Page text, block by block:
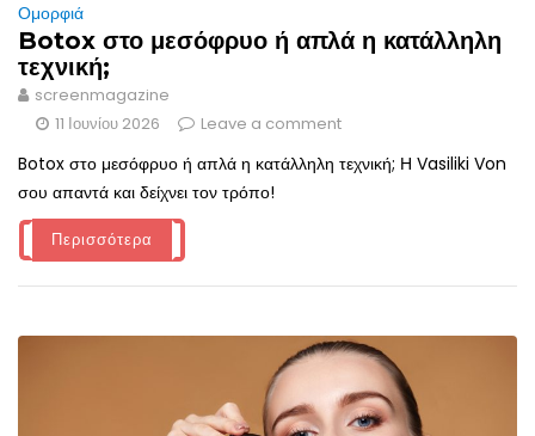
Ομορφιά
Botox στο μεσόφρυο ή απλά η κατάλληλη
τεχνική;
screenmagazine
11 Ιουνίου 2026
Leave a comment
Botox στο μεσόφρυο ή απλά η κατάλληλη τεχνική; Η Vasiliki Von
σου απαντά και δείχνει τον τρόπο!
Περισσότερα